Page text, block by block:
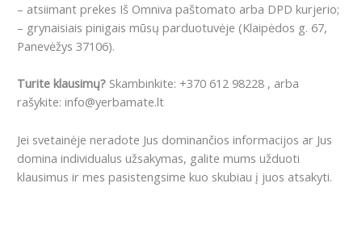
– atsiimant prekes Iš Omniva paštomato arba DPD kurjerio;
– grynaisiais pinigais mūsų parduotuvėje (Klaipėdos g. 67,
Panevėžys 37106).
Turite klausimų? Skambinkite: +370 612 98228 , arba
rašykite: info@yerbamate.lt
Jei svetainėje neradote Jus dominančios informacijos ar Jus
domina individualus užsakymas, galite mums užduoti
klausimus ir mes pasistengsime kuo skubiau į juos atsakyti.